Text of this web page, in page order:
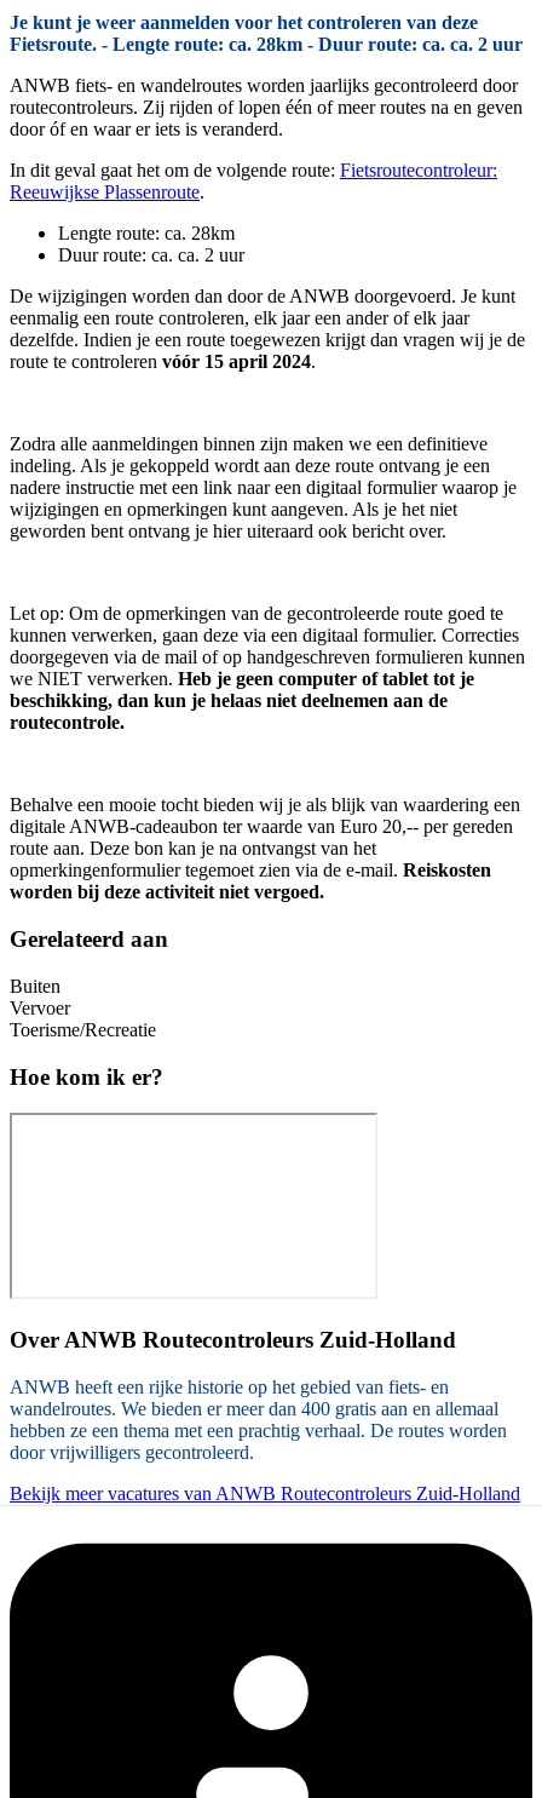
Je kunt je weer aanmelden voor het controleren van deze
Fietsroute. - Lengte route: ca. 28km - Duur route: ca. ca. 2 uur
ANWB fiets- en wandelroutes worden jaarlijks gecontroleerd door
routecontroleurs. Zij rijden of lopen één of meer routes na en geven
door óf en waar er iets is veranderd.
In dit geval gaat het om de volgende route: Fietsroutecontroleur:
Reeuwijkse Plassenroute.
Lengte route: ca. 28km
Duur route: ca. ca. 2 uur
De wijzigingen worden dan door de ANWB doorgevoerd. Je kunt
eenmalig een route controleren, elk jaar een ander of elk jaar
dezelfde. Indien je een route toegewezen krijgt dan vragen wij je de
route te controleren vóór 15 april 2024.
Zodra alle aanmeldingen binnen zijn maken we een definitieve
indeling. Als je gekoppeld wordt aan deze route ontvang je een
nadere instructie met een link naar een digitaal formulier waarop je
wijzigingen en opmerkingen kunt aangeven. Als je het niet
geworden bent ontvang je hier uiteraard ook bericht over.
Let op: Om de opmerkingen van de gecontroleerde route goed te
kunnen verwerken, gaan deze via een digitaal formulier. Correcties
doorgegeven via de mail of op handgeschreven formulieren kunnen
we NIET verwerken. Heb je geen computer of tablet tot je
beschikking, dan kun je helaas niet deelnemen aan de
routecontrole.
Behalve een mooie tocht bieden wij je als blijk van waardering een
digitale ANWB-cadeaubon ter waarde van Euro 20,-- per gereden
route aan. Deze bon kan je na ontvangst van het
opmerkingenformulier tegemoet zien via de e-mail. Reiskosten
worden bij deze activiteit niet vergoed.
Gerelateerd aan
Buiten
Vervoer
Toerisme/Recreatie
Hoe kom ik er?
Over ANWB Routecontroleurs Zuid-Holland
ANWB heeft een rijke historie op het gebied van fiets- en
wandelroutes. We bieden er meer dan 400 gratis aan en allemaal
hebben ze een thema met een prachtig verhaal. De routes worden
door vrijwilligers gecontroleerd.
Bekijk meer vacatures van ANWB Routecontroleurs Zuid-Holland